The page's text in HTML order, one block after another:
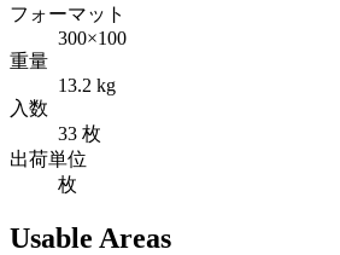
フォーマット
300×100
重量
13.2 kg
入数
33 枚
出荷単位
枚
Usable Areas